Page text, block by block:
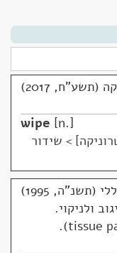
(תשע"ח, 2017)
wipe n.
> שידור
(תשנ"ה, 1995)
ולניקוי.
לעתים המגבון עשוי ממלמלית (tissue paper).